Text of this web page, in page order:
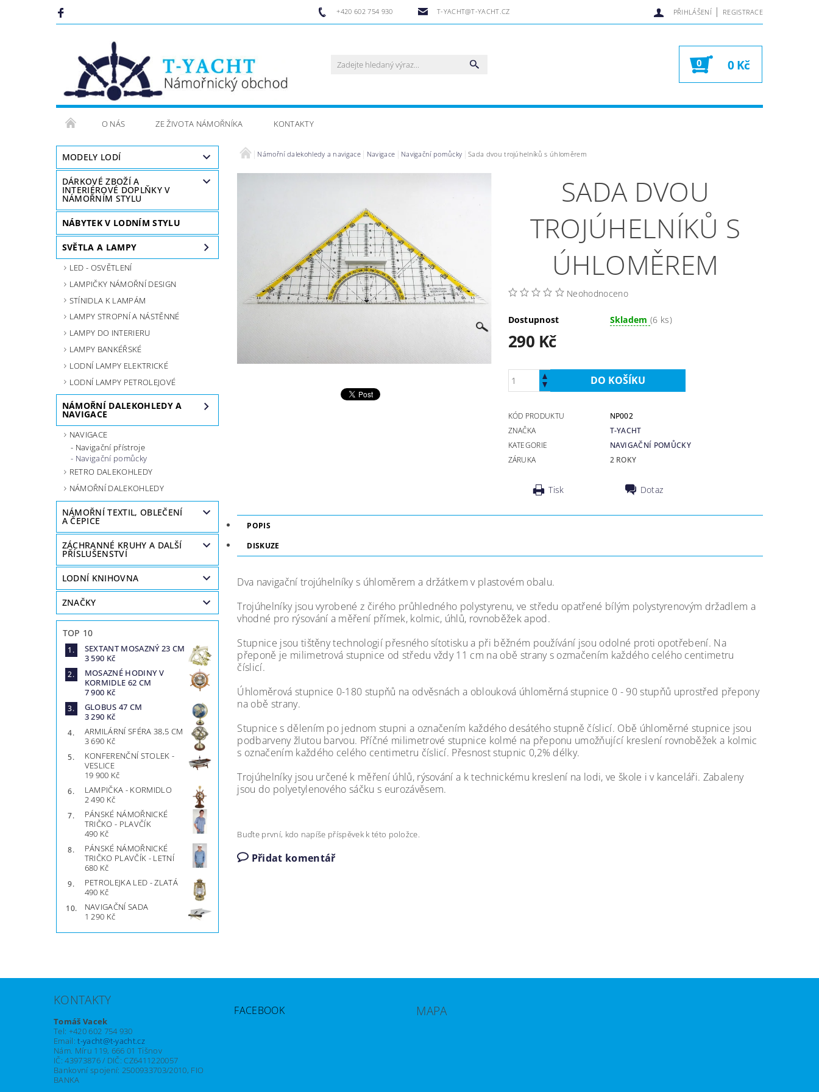
+420 602 754 930 T-YACHT@T-YACHT.CZ PŘIHLÁŠENÍ | REGISTRACE
0 0 Kč
O NÁS ZE ŽIVOTA NÁMOŘNÍKA KONTAKTY
MODELY LODÍ
DÁRKOVÉ ZBOŽÍ A
INTERIÉROVÉ DOPLŇKY V
NÁMOŘNÍM STYLU
NÁBYTEK V LODNÍM STYLU
SVĚTLA A LAMPY
LED - OSVĚTLENÍ
LAMPIČKY NÁMOŘNÍ DESIGN
STÍNIDLA K LAMPÁM
LAMPY STROPNÍ A NÁSTĚNNÉ
LAMPY DO INTERIERU
LAMPY BANKÉŘSKÉ
LODNÍ LAMPY ELEKTRICKÉ
LODNÍ LAMPY PETROLEJOVÉ
NÁMOŘNÍ DALEKOHLEDY A
NAVIGACE
NAVIGACE
Navigační přístroje
Navigační pomůcky
RETRO DALEKOHLEDY
NÁMOŘNÍ DALEKOHLEDY
NÁMOŘNÍ TEXTIL, OBLEČENÍ
A ČEPICE
ZÁCHRANNÉ KRUHY A DALŠÍ
PŘÍSLUŠENSTVÍ
LODNÍ KNIHOVNA
ZNAČKY
TOP 10
SEXTANT MOSAZNÝ 23 CM
3 590 Kč
MOSAZNÉ HODINY V
KORMIDLE 62 CM
7 900 Kč
GLOBUS 47 CM
3 290 Kč
ARMILÁRNÍ SFÉRA 38,5 CM
3 690 Kč
KONFERENČNÍ STOLEK -
VESLICE
19 900 Kč
LAMPIČKA - KORMIDLO
2 490 Kč
PÁNSKÉ NÁMOŘNICKÉ
TRIČKO - PLAVČÍK
490 Kč
PÁNSKÉ NÁMOŘNICKÉ
TRIČKO PLAVČÍK - LETNÍ
680 Kč
PETROLEJKA LED - ZLATÁ
490 Kč
NAVIGAČNÍ SADA
1 290 Kč
Námořní dalekohledy a navigace Navigace Navigační pomůcky Sada dvou trojúhelníků s úhloměrem
SADA DVOU
TROJÚHELNÍKŮ S
ÚHLOMĚREM
Neohodnoceno
Dostupnost Skladem(6 ks)
290 Kč
KÓD PRODUKTU
NP002
ZNAČKA
T-YACHT
KATEGORIE
NAVIGAČNÍ POMŮCKY
ZÁRUKA
2 ROKY
Tisk Dotaz
POPIS
DISKUZE
Dva navigační trojúhelníky s úhloměrem a držátkem v plastovém obalu.
Trojúhelníky jsou vyrobené z čirého průhledného polystyrenu, ve středu opatřené bílým polystyrenovým držadlem a
vhodné pro rýsování a měření přímek, kolmic, úhlů, rovnoběžek apod.
Stupnice jsou tištěny technologií přesného sítotisku a při běžném používání jsou odolné proti opotřebení. Na
přeponě je milimetrová stupnice od středu vždy 11 cm na obě strany s ozmačením každého celého centimetru
číslicí.
Úhloměrová stupnice 0-180 stupňů na odvěsnách a oblouková úhloměrná stupnice 0 - 90 stupňů uprostřed přepony
na obě strany.
Stupnice s dělením po jednom stupni a označením každého desátého stupně číslicí. Obě úhloměrné stupnice jsou
podbarveny žlutou barvou. Příčné milimetrové stupnice kolmé na přeponu umožňující kreslení rovnoběžek a kolmic
s označením každého celého centimetru číslicí. Přesnost stupnic 0,2% délky.
Trojúhelníky jsou určené k měření úhlů, rýsování a k technickému kreslení na lodi, ve škole i v kanceláři. Zabaleny
jsou do polyetylenového sáčku s eurozávěsem.
Buďte první, kdo napíše příspěvek k této položce.
Přidat komentář
KONTAKTY
Tomáš Vacek
Tel: +420 602 754 930
Email:t-yacht@t-yacht.cz
Nám. Míru 119, 666 01 Tišnov
IČ: 43973876 / DIČ: CZ6411220057
Bankovní spojení: 2500933703/2010, FIO
BANKA
FACEBOOK MAPA